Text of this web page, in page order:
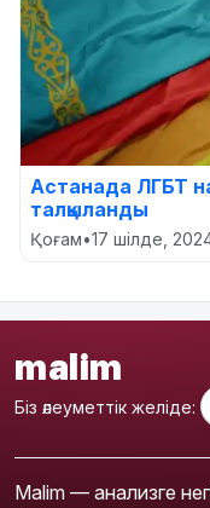
Астанада ЛГБТ
талқыланды
Қоғам•17 шілде,
malim
Біз әлеуметтік желіде:
Malim — анализге